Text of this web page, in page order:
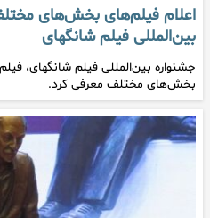
اعلام فیلم‌های بخش‌های
بین‌المللی فیلم شانگهای
جشنواره بین‌المللی فیلم شانگهای،
بخش‌های مختلف معرفی کرد.